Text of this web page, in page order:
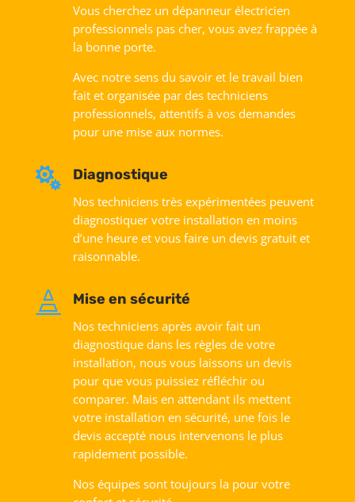
Vous cherchez un dépanneur électricien
professionnels pas cher, vous avez frappée à
la bonne porte.
Avec notre sens du savoir et le travail bien
fait et organisée par des techniciens
professionnels, attentifs à vos demandes
pour une mise aux normes.
 Diagnostique
Nos techniciens très expérimentées peuvent
diagnostiquer votre installation en moins
d’une heure et vous faire un devis gratuit et
raisonnable.
 Mise en sécurité
Nos techniciens après avoir fait un
diagnostique dans les règles de votre
installation, nous vous laissons un devis
pour que vous puissiez réfléchir ou
comparer. Mais en attendant ils mettent
votre installation en sécurité, une fois le
devis accepté nous intervenons le plus
rapidement possible.
Nos équipes sont toujours la pour votre